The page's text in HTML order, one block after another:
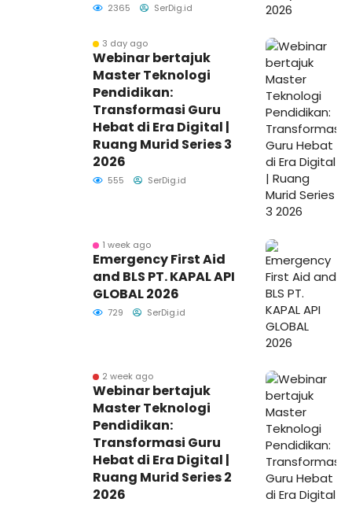
2365 SerDig.id
3 day ago
Webinar bertajuk
Master Teknologi
Pendidikan:
Transformasi Guru
Hebat di Era Digital |
Ruang Murid Series 3
2026
555 SerDig.id
1 week ago
Emergency First Aid
and BLS PT. KAPAL API
GLOBAL 2026
729 SerDig.id
2 week ago
Webinar bertajuk
Master Teknologi
Pendidikan:
Transformasi Guru
Hebat di Era Digital |
Ruang Murid Series 2
2026